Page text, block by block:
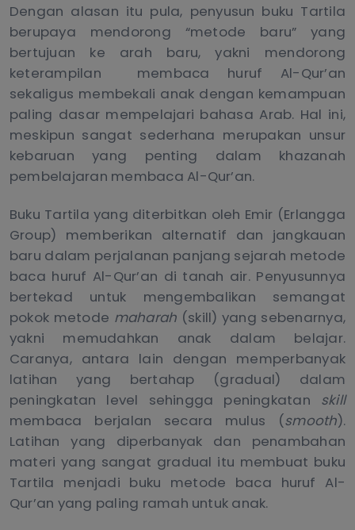
Dengan alasan itu pula, penyusun buku Tartila
berupaya mendorong “metode baru” yang
bertujuan ke arah baru, yakni mendorong
keterampilan membaca huruf Al-Qur’an
sekaligus membekali anak dengan kemampuan
paling dasar mempelajari bahasa Arab. Hal ini,
meskipun sangat sederhana merupakan unsur
kebaruan yang penting dalam khazanah
pembelajaran membaca Al-Qur’an.
Buku Tartila yang diterbitkan oleh Emir (Erlangga
Group) memberikan alternatif dan jangkauan
baru dalam perjalanan panjang sejarah metode
baca huruf Al-Qur’an di tanah air. Penyusunnya
bertekad untuk mengembalikan semangat
pokok metode maharah (skill) yang sebenarnya,
yakni memudahkan anak dalam belajar.
Caranya, antara lain dengan memperbanyak
latihan yang bertahap (gradual) dalam
peningkatan level sehingga peningkatan skill
membaca berjalan secara mulus (smooth).
Latihan yang diperbanyak dan penambahan
materi yang sangat gradual itu membuat buku
Tartila menjadi buku metode baca huruf Al-
Qur’an yang paling ramah untuk anak.